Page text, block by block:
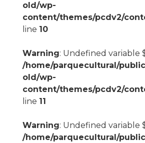
old/wp-
content/themes/pcdv2/
line 10
Warning: Undefined variable
/home/parquecultural/
old/wp-
content/themes/pcdv2/
line 11
Warning: Undefined variable
/home/parquecultural/